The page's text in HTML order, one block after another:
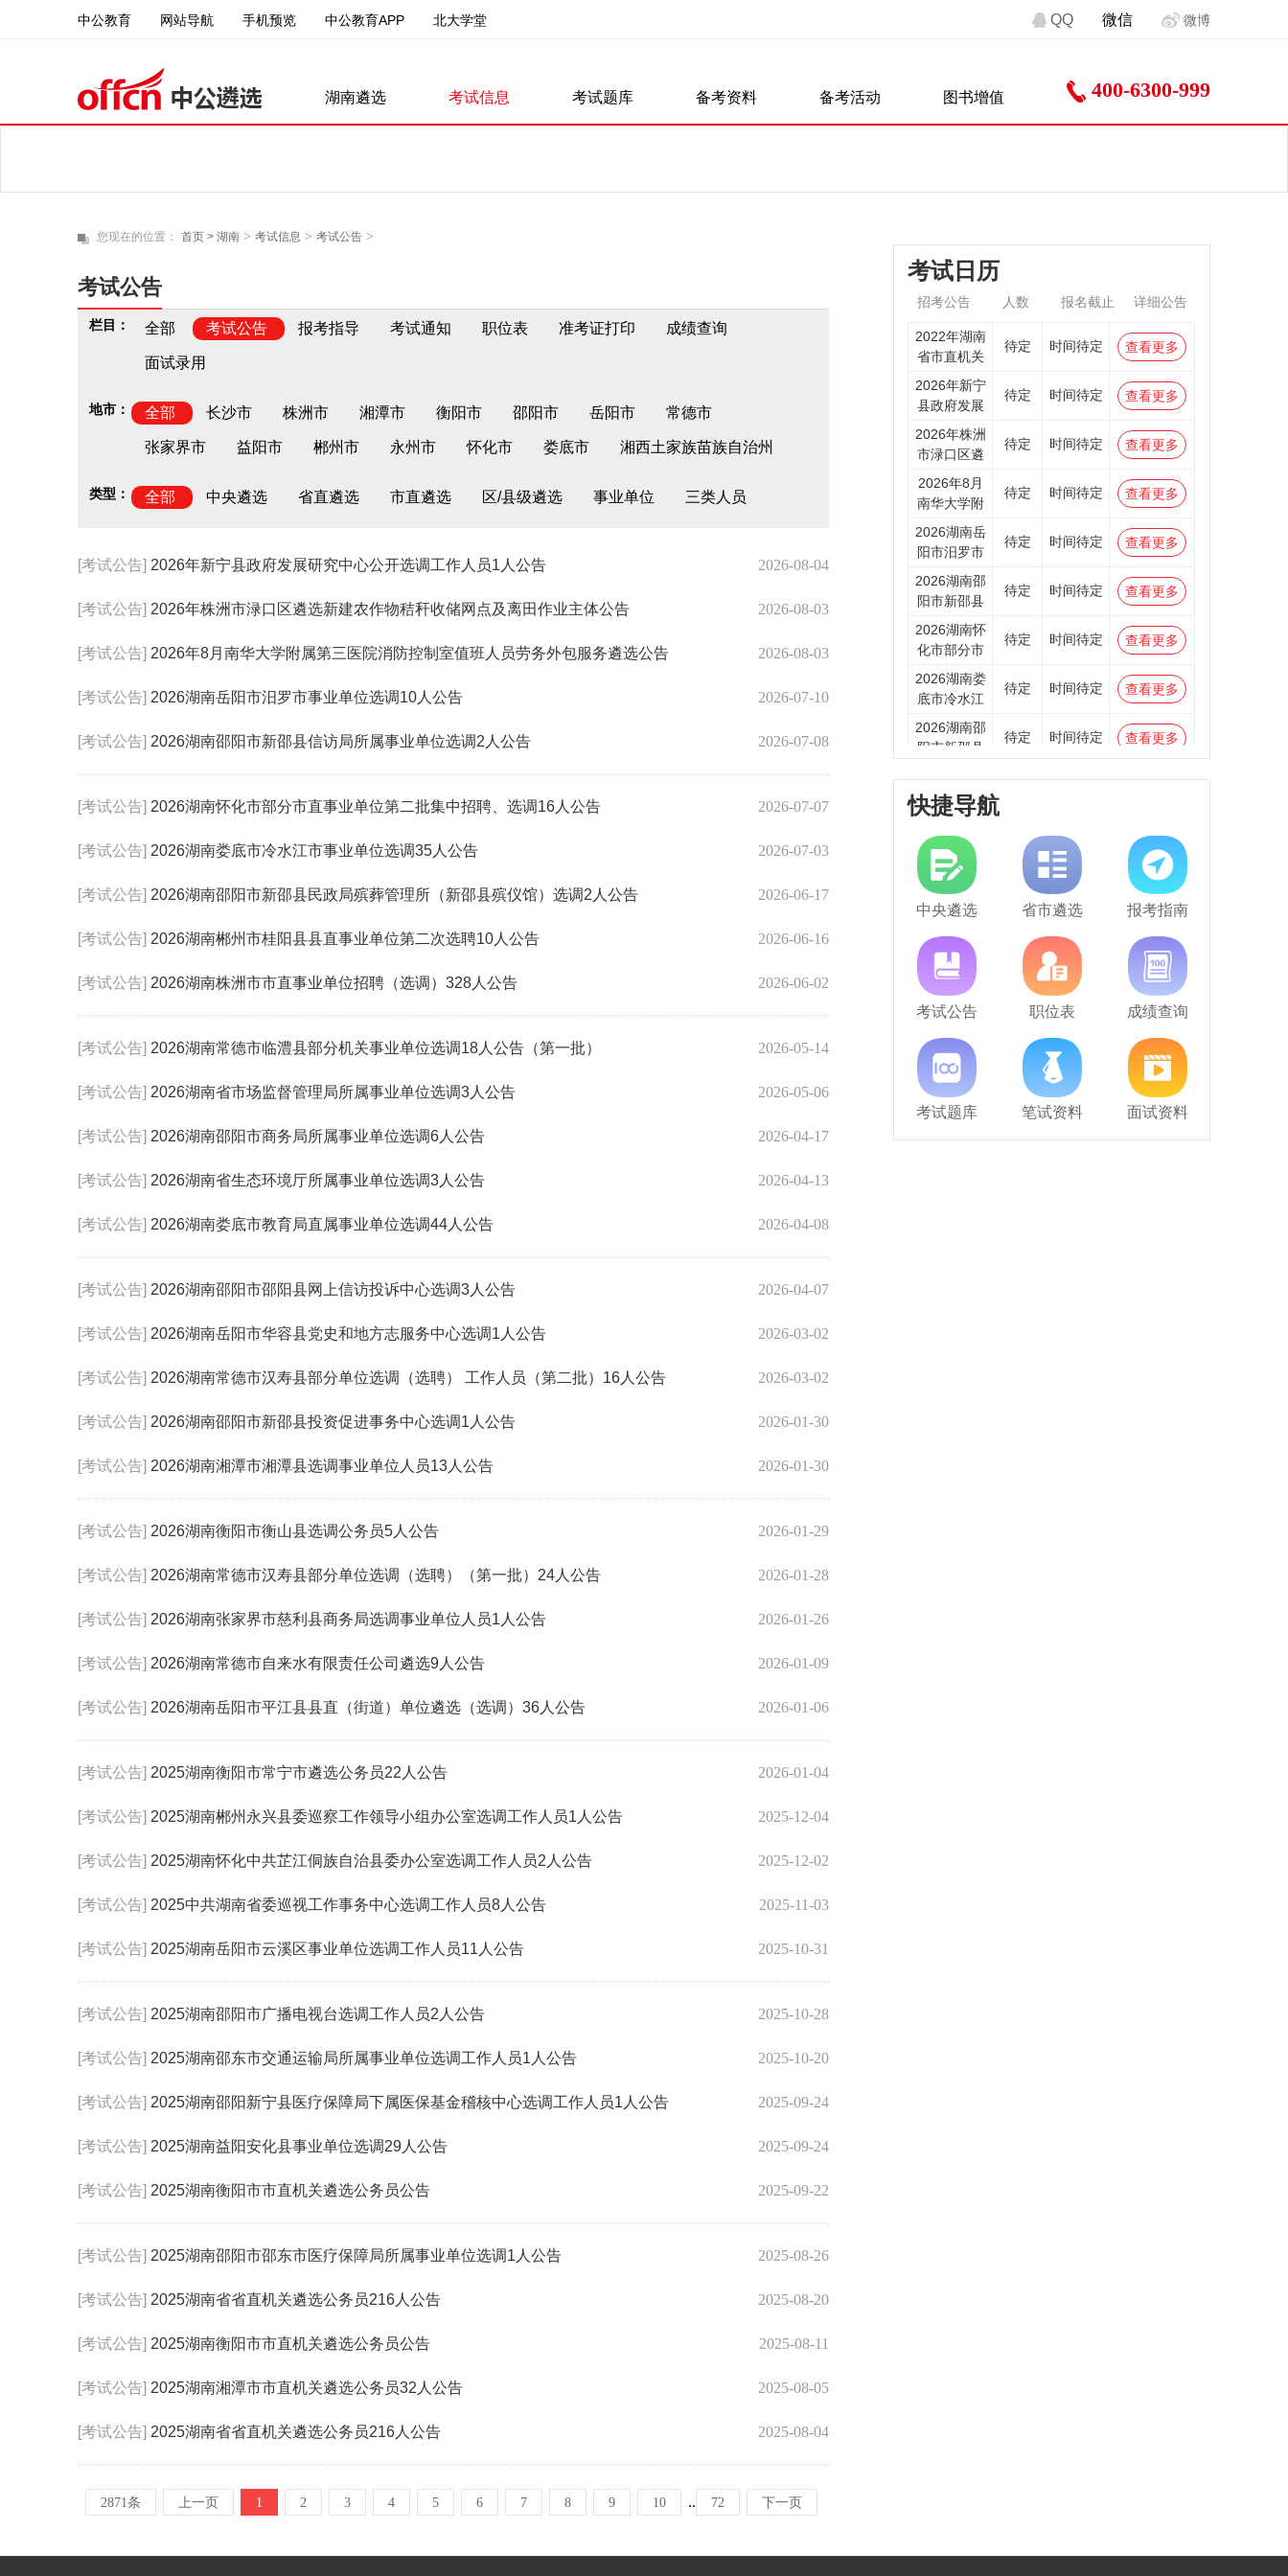
中公教育 网站导航 手机预览 中公教育APP 北大学堂 QQ 微信 微博
湖南遴选 考试信息 考试题库 备考资料 备考活动 图书增值 400-6300-999
您现在的位置： 首页 > 湖南> 考试信息 > 考试公告>
考试公告
栏目： 全部 考试公告 报考指导 考试通知 职位表 准考证打印 成绩查询
面试录用
地市： 全部 长沙市 株洲市 湘潭市 衡阳市 邵阳市 岳阳市 常德市
张家界市 益阳市 郴州市 永州市 怀化市 娄底市 湘西土家族苗族自治州
类型： 全部 中央遴选 省直遴选 市直遴选 区/县级遴选 事业单位 三类人员
[考试公告] 2026年新宁县政府发展研究中心公开选调工作人员1人公告 2026-08-04
[考试公告] 2026年株洲市渌口区遴选新建农作物秸秆收储网点及离田作业主体公告 2026-08-03
[考试公告] 2026年8月南华大学附属第三医院消防控制室值班人员劳务外包服务遴选公告 2026-08-03
[考试公告] 2026湖南岳阳市汨罗市事业单位选调10人公告 2026-07-10
[考试公告] 2026湖南邵阳市新邵县信访局所属事业单位选调2人公告 2026-07-08
[考试公告] 2026湖南怀化市部分市直事业单位第二批集中招聘、选调16人公告 2026-07-07
[考试公告] 2026湖南娄底市冷水江市事业单位选调35人公告 2026-07-03
[考试公告] 2026湖南邵阳市新邵县民政局殡葬管理所（新邵县殡仪馆）选调2人公告 2026-06-17
[考试公告] 2026湖南郴州市桂阳县县直事业单位第二次选聘10人公告 2026-06-16
[考试公告] 2026湖南株洲市市直事业单位招聘（选调）328人公告 2026-06-02
[考试公告] 2026湖南常德市临澧县部分机关事业单位选调18人公告（第一批） 2026-05-14
[考试公告] 2026湖南省市场监督管理局所属事业单位选调3人公告 2026-05-06
[考试公告] 2026湖南邵阳市商务局所属事业单位选调6人公告 2026-04-17
[考试公告] 2026湖南省生态环境厅所属事业单位选调3人公告 2026-04-13
[考试公告] 2026湖南娄底市教育局直属事业单位选调44人公告 2026-04-08
[考试公告] 2026湖南邵阳市邵阳县网上信访投诉中心选调3人公告 2026-04-07
[考试公告] 2026湖南岳阳市华容县党史和地方志服务中心选调1人公告 2026-03-02
[考试公告] 2026湖南常德市汉寿县部分单位选调（选聘） 工作人员（第二批）16人公告 2026-03-02
[考试公告] 2026湖南邵阳市新邵县投资促进事务中心选调1人公告 2026-01-30
[考试公告] 2026湖南湘潭市湘潭县选调事业单位人员13人公告 2026-01-30
[考试公告] 2026湖南衡阳市衡山县选调公务员5人公告 2026-01-29
[考试公告] 2026湖南常德市汉寿县部分单位选调（选聘）（第一批）24人公告 2026-01-28
[考试公告] 2026湖南张家界市慈利县商务局选调事业单位人员1人公告 2026-01-26
[考试公告] 2026湖南常德市自来水有限责任公司遴选9人公告 2026-01-09
[考试公告] 2026湖南岳阳市平江县县直（街道）单位遴选（选调）36人公告 2026-01-06
[考试公告] 2025湖南衡阳市常宁市遴选公务员22人公告 2026-01-04
[考试公告] 2025湖南郴州永兴县委巡察工作领导小组办公室选调工作人员1人公告 2025-12-04
[考试公告] 2025湖南怀化中共芷江侗族自治县委办公室选调工作人员2人公告 2025-12-02
[考试公告] 2025中共湖南省委巡视工作事务中心选调工作人员8人公告 2025-11-03
[考试公告] 2025湖南岳阳市云溪区事业单位选调工作人员11人公告 2025-10-31
[考试公告] 2025湖南邵阳市广播电视台选调工作人员2人公告 2025-10-28
[考试公告] 2025湖南邵东市交通运输局所属事业单位选调工作人员1人公告 2025-10-20
[考试公告] 2025湖南邵阳新宁县医疗保障局下属医保基金稽核中心选调工作人员1人公告 2025-09-24
[考试公告] 2025湖南益阳安化县事业单位选调29人公告 2025-09-24
[考试公告] 2025湖南衡阳市市直机关遴选公务员公告 2025-09-22
[考试公告] 2025湖南邵阳市邵东市医疗保障局所属事业单位选调1人公告 2025-08-26
[考试公告] 2025湖南省省直机关遴选公务员216人公告 2025-08-20
[考试公告] 2025湖南衡阳市市直机关遴选公务员公告 2025-08-11
[考试公告] 2025湖南湘潭市市直机关遴选公务员32人公告 2025-08-05
[考试公告] 2025湖南省省直机关遴选公务员216人公告 2025-08-04
2871条 上一页 1 2 3 4 5 6 7 8 9 10 .. 72 下一页
考试日历
招考公告 人数 报名截止 详细公告
2022年湖南
省市直机关
待定 时间待定 查看更多
2026年新宁
县政府发展
待定 时间待定 查看更多
2026年株洲
市渌口区遴
待定 时间待定 查看更多
2026年8月
南华大学附
待定 时间待定 查看更多
2026湖南岳
阳市汨罗市
待定 时间待定 查看更多
2026湖南邵
阳市新邵县
待定 时间待定 查看更多
2026湖南怀
化市部分市
待定 时间待定 查看更多
2026湖南娄
底市冷水江
待定 时间待定 查看更多
2026湖南邵
阳市新邵县
待定 时间待定 查看更多
2026湖南郴
州市桂阳县
快捷导航
中央遴选 省市遴选 报考指南
考试公告 职位表 成绩查询
考试题库 笔试资料 面试资料